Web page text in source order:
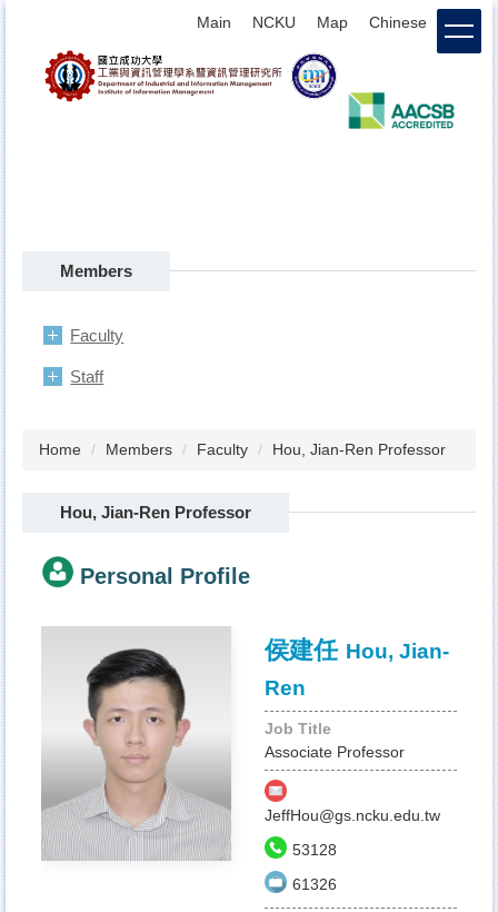
Main NCKU Map Chinese login
Members
Faculty
Staff
Home Members Faculty Hou, Jian-Ren Professor
Hou, Jian-Ren Professor
Personal Profile
侯建任 Hou, Jian-
Ren
Job Title
Associate Professor
JeffHou@gs.ncku.edu.tw
53128
61326